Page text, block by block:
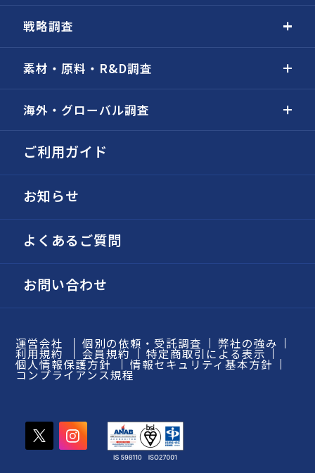
戦略調査
素材・原料・R&D調査
海外・グローバル調査
ご利用ガイド
お知らせ
よくあるご質問
お問い合わせ
運営会社 個別の依頼・受託調査 弊社の強み
利用規約 会員規約 特定商取引による表示
個人情報保護方針 情報セキュリティ基本方針
コンプライアンス規程